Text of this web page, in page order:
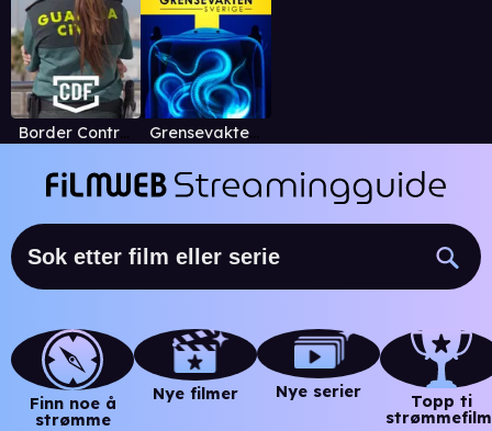
Border Control: Spain Grensevakten Sverige
Finn noe å
strømme
Nye filmer Nye serier
Topp ti